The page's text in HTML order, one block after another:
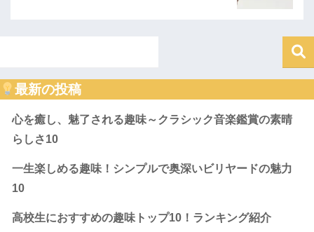
最新の投稿
心を癒し、魅了される趣味～クラシック音楽鑑賞の素晴
らしさ10
一生楽しめる趣味！シンプルで奥深いビリヤードの魅力
10
高校生におすすめの趣味トップ10！ランキング紹介